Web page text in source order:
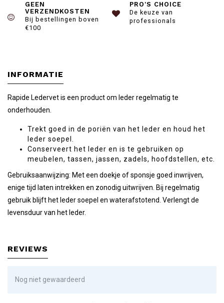
GEEN
VERZENDKOSTEN
Bij bestellingen boven
€100
PRO'S CHOICE
De keuze van
professionals
INFORMATIE
Rapide Ledervet is een product om leder regelmatig te
onderhouden.
Trekt goed in de poriën van het leder en houd het
leder soepel.
Conserveert het leder en is te gebruiken op
meubelen, tassen, jassen, zadels, hoofdstellen, etc.
Gebruiksaanwijzing: Met een doekje of sponsje goed inwrijven,
enige tijd laten intrekken en zonodig uitwrijven. Bij regelmatig
gebruik blijft het leder soepel en waterafstotend. Verlengt de
levensduur van het leder.
REVIEWS
Nog niet gewaardeerd